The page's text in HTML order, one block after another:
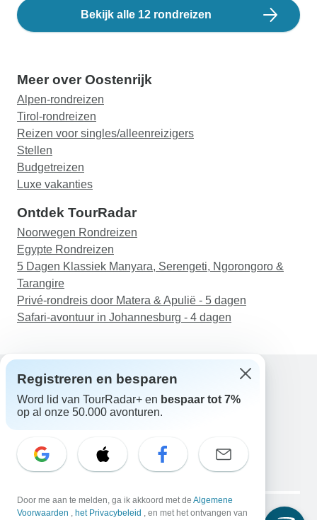
Bekijk alle 12 rondreizen
Meer over Oostenrijk
Alpen-rondreizen
Tirol-rondreizen
Reizen voor singles/alleenreizigers
Stellen
Budgetreizen
Luxe vakanties
Ontdek TourRadar
Noorwegen Rondreizen
Egypte Rondreizen
5 Dagen Klassiek Manyara, Serengeti, Ngorongoro &
Tarangire
Privé-rondreis door Matera & Apulië - 5 dagen
Safari-avontuur in Johannesburg - 4 dagen
Hulp
Neem contact met ons op
E-mail: support@tourradar.com
Taal selecteren
Copyright © TourRadar. Alle rechten voorbehouden.
Juridische kennisgeving Privacybeleid Cookies
Registreren en besparen
Word lid van TourRadar+ en bespaar tot 7%
op al onze 50.000 avonturen.
Door me aan te melden, ga ik akkoord met de Algemene
Voorwaarden , het Privacybeleid , en met het ontvangen van